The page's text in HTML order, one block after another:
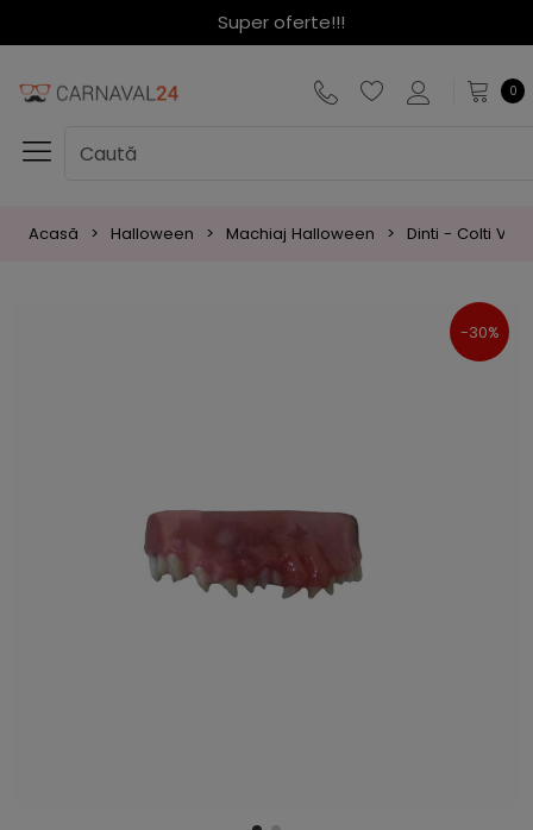
Super oferte!!!
0
Acasă Halloween Machiaj Halloween Dinti - Colti
-30%